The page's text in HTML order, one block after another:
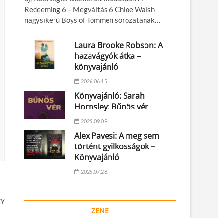
Redeeming 6 – Megváltás 6 Chloe Walsh
nagysikerű Boys of Tommen sorozatának…
Laura Brooke Robson: A
hazavágyók átka –
könyvajánló
2026.06.15.
Könyvajánló: Sarah
Hornsley: Bűnös vér
2025.09.09.
Alex Pavesi: A meg sem
történt gyilkosságok –
Könyvajánló
2025.07.28.
ZENE